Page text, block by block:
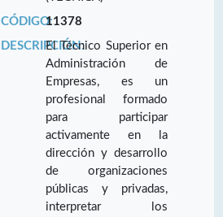
CÓDIGO:11378
DESCRIPCIÓN:El Técnico Superior en
Administración de
Empresas, es un
profesional formado
para participar
activamente en la
dirección y desarrollo
de organizaciones
públicas y privadas,
interpretar los